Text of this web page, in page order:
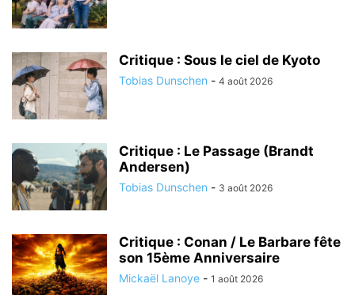
Critique : Sous le ciel de Kyoto
Tobias Dunschen - 4 août 2026
Critique : Le Passage (Brandt
Andersen)
Tobias Dunschen - 3 août 2026
Critique : Conan / Le Barbare fête
son 15ème Anniversaire
Mickaël Lanoye - 1 août 2026